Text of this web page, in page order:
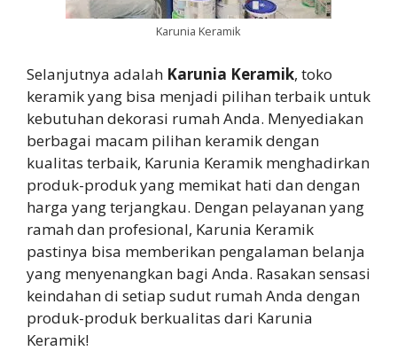
Karunia Keramik
Selanjutnya adalah Karunia Keramik, toko
keramik yang bisa menjadi pilihan terbaik untuk
kebutuhan dekorasi rumah Anda. Menyediakan
berbagai macam pilihan keramik dengan
kualitas terbaik, Karunia Keramik menghadirkan
produk-produk yang memikat hati dan dengan
harga yang terjangkau. Dengan pelayanan yang
ramah dan profesional, Karunia Keramik
pastinya bisa memberikan pengalaman belanja
yang menyenangkan bagi Anda. Rasakan sensasi
keindahan di setiap sudut rumah Anda dengan
produk-produk berkualitas dari Karunia
Keramik!